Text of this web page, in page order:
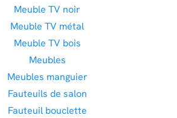
Meuble TV noir
Meuble TV métal
Meuble TV bois
Meubles
Meubles manguier
Fauteuils de salon
Fauteuil bouclette